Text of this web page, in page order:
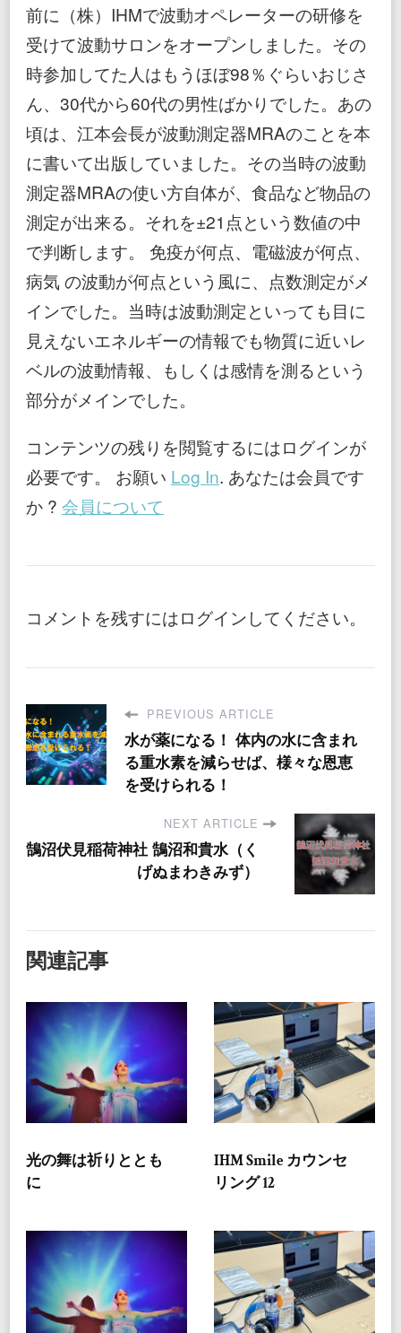
前に（株）IHMで波動オペレーターの研修を
受けて波動サロンをオープンしました。その
時参加してた人はもうほぼ98％ぐらいおじさ
ん、30代から60代の男性ばかりでした。あの
頃は、江本会長が波動測定器MRAのことを本
に書いて出版していました。その当時の波動
測定器MRAの使い方自体が、食品など物品の
測定が出来る。それを±21点という数値の中
で判断します。 免疫が何点、電磁波が何点、
病気 の波動が何点という風に、点数測定がメ
インでした。当時は波動測定といっても目に
見えないエネルギーの情報でも物質に近いレ
ベルの波動情報、もしくは感情を測るという
部分がメインでした。
コンテンツの残りを閲覧するにはログインが
必要です。 お願い Log In. あなたは会員です
か ? 会員について
コメントを残すにはログインしてください。
PREVIOUS ARTICLE
水が薬になる！ 体内の水に含まれ
る重水素を減らせば、様々な恩恵
を受けられる！
NEXT ARTICLE
鵠沼伏見稲荷神社 鵠沼和貴水（く
げぬまわきみず）
関連記事
光の舞は祈りととも
に
IHM Smile カウンセ
リング 12